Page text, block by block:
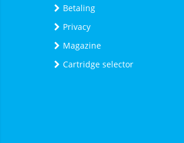
Betaling
Privacy
Magazine
Cartridge selector